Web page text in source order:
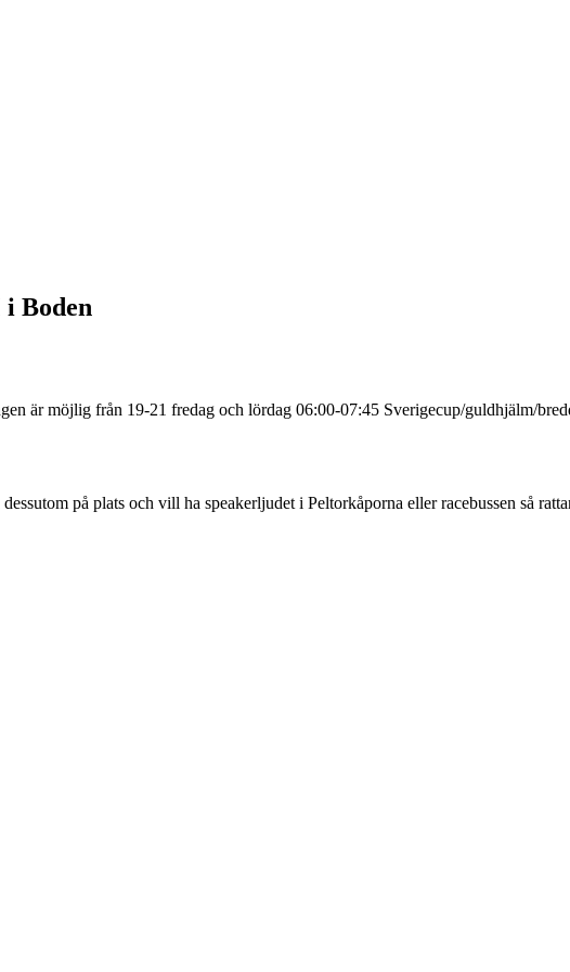
Boden
är möjlig från 19-21 fredag och lördag 06:00-07:45 Sverigecup/guldhjälm/
på plats och vill ha speakerljudet i Peltorkåporna eller racebussen så